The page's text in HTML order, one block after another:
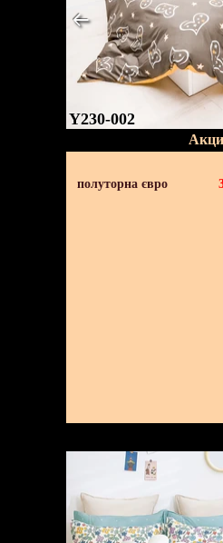
Y230-002
полуторна євро